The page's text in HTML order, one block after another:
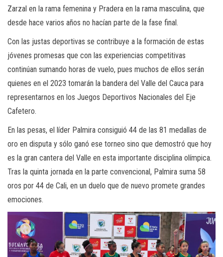
Zarzal en la rama femenina y Pradera en la rama masculina, que
desde hace varios años no hacían parte de la fase final.
Con las justas deportivas se contribuye a la formación de estas
jóvenes promesas que con las experiencias competitivas
continúan sumando horas de vuelo, pues muchos de ellos serán
quienes en el 2023 tomarán la bandera del Valle del Cauca para
representarnos en los Juegos Deportivos Nacionales del Eje
Cafetero.
En las pesas, el líder Palmira consiguió 44 de las 81 medallas de
oro en disputa y sólo ganó ese torneo sino que demostró que hoy
es la gran cantera del Valle en esta importante disciplina olímpica.
Tras la quinta jornada en la parte convencional, Palmira suma 58
oros por 44 de Cali, en un duelo que de nuevo promete grandes
emociones.